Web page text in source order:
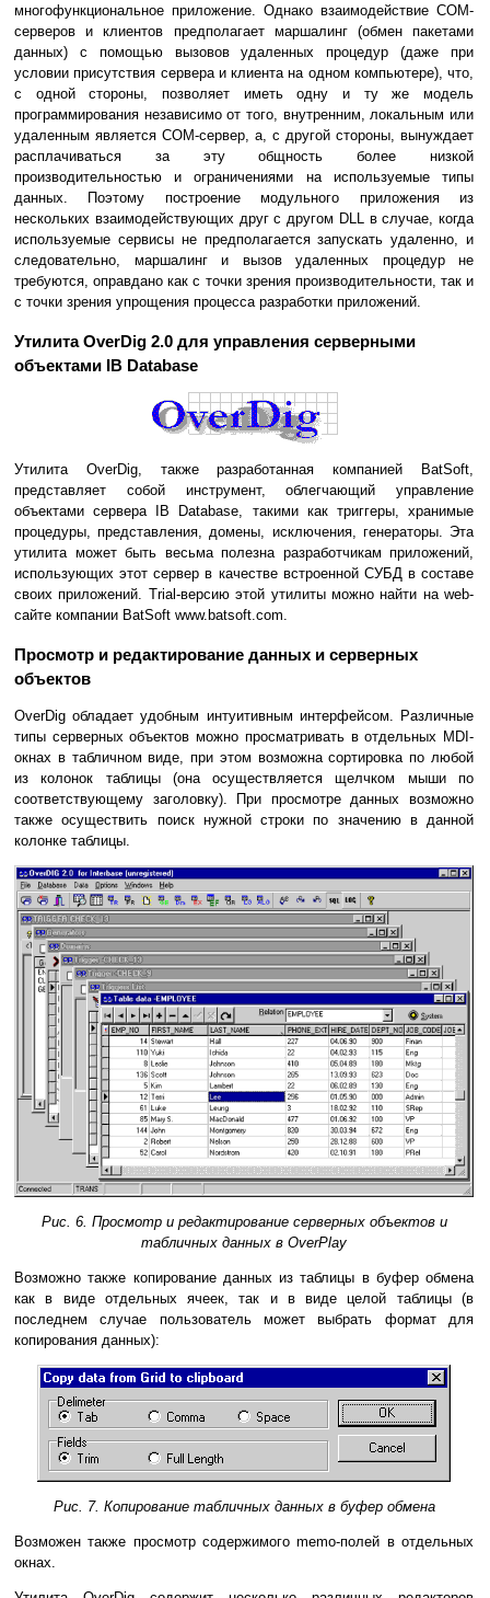
многофункциональное приложение. Однако взаимодействие COM-
серверов и клиентов предполагает маршалинг (обмен пакетами
данных) с помощью вызовов удаленных процедур (даже при
условии присутствия сервера и клиента на одном компьютере), что,
с одной стороны, позволяет иметь одну и ту же модель
программирования независимо от того, внутренним, локальным или
удаленным является COM-сервер, а, с другой стороны, вынуждает
расплачиваться за эту общность более низкой
производительностью и ограничениями на используемые типы
данных. Поэтому построение модульного приложения из
нескольких взаимодействующих друг с другом DLL в случае, когда
используемые сервисы не предполагается запускать удаленно, и
следовательно, маршалинг и вызов удаленных процедур не
требуются, оправдано как с точки зрения производительности, так и
с точки зрения упрощения процесса разработки приложений.
Утилита OverDig 2.0 для управления серверными
объектами IB Database
Утилита OverDig, также разработанная компанией BatSoft,
представляет собой инструмент, облегчающий управление
объектами сервера IB Database, такими как триггеры, хранимые
процедуры, представления, домены, исключения, генераторы. Эта
утилита может быть весьма полезна разработчикам приложений,
использующих этот сервер в качестве встроенной СУБД в составе
своих приложений. Trial-версию этой утилиты можно найти на web-
сайте компании BatSoft www.batsoft.com.
Просмотр и редактирование данных и серверных
объектов
OverDig обладает удобным интуитивным интерфейсом. Различные
типы серверных объектов можно просматривать в отдельных MDI-
окнах в табличном виде, при этом возможна сортировка по любой
из колонок таблицы (она осуществляется щелчком мыши по
соответствующему заголовку). При просмотре данных возможно
также осуществить поиск нужной строки по значению в данной
колонке таблицы.
Рис. 6. Просмотр и редактирование серверных объектов и
табличных данных в OverPlay
Возможно также копирование данных из таблицы в буфер обмена
как в виде отдельных ячеек, так и в виде целой таблицы (в
последнем случае пользователь может выбрать формат для
копирования данных):
Рис. 7. Копирование табличных данных в буфер обмена
Возможен также просмотр содержимого memo-полей в отдельных
окнах.